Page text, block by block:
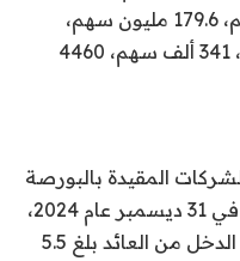
سهمًا، 60 ألف سهم، 50 ألف سهم، 179.6 مليون سهم،
163.2 ألف سهم، 309.4 ألف سهم، 341 ألف سهم، 4460
المقيدة بالبورصة
نتائج الأعمال عن الفترة المنتهية في 31 ديسمبر عام 2024،
وحقق بنك قناة السويس، صافي الدخل من العائد بلغ 5.5